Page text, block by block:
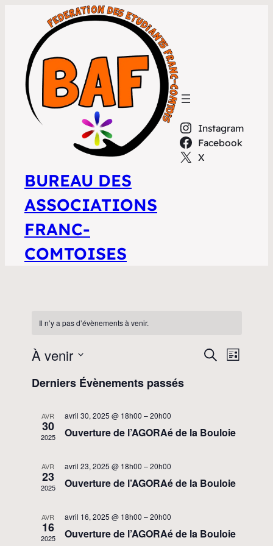
BUREAU DES
ASSOCIATIONS
FRANC-
COMTOISES
Instagram
Facebook
X
Il n’y a pas d’évènements à venir.
de
Recherche
Liste
À venir
une
Derniers Évènements passés
AVR
30
2025
avril 30, 2025 @ 18h00 –20h00
Ouverture de l’AGORAé de la Bouloie
AVR
23
2025
avril 23, 2025 @ 18h00 –20h00
Ouverture de l’AGORAé de la Bouloie
AVR
16
2025
avril 16, 2025 @ 18h00 –20h00
Ouverture de l’AGORAé de la Bouloie